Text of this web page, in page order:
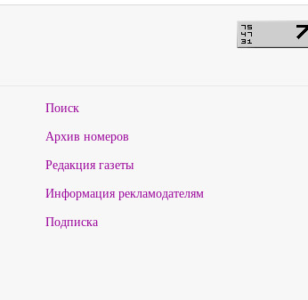
Поиск
Архив номеров
Редакция газеты
Информация рекламодателям
Подписка